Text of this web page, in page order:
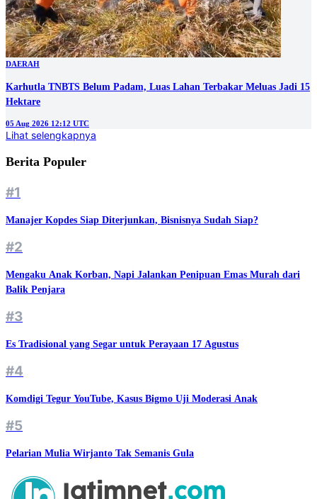
DAERAH
Karhutla TNBTS Belum Padam, Luas Lahan Terbakar Meluas Jadi 15
Hektare
05 Aug 2026 12:12 UTC
Lihat selengkapnya
Berita Populer
#1
Manajer Kopdes Siap Diterjunkan, Bisnisnya Sudah Siap?
#2
Mengaku Anak Korban, Napi Jalankan Penipuan Emas Murah dari
Balik Penjara
#3
Es Tradisional yang Segar untuk Perayaan 17 Agustus
#4
Komdigi Tegur YouTube, Kasus Bigmo Uji Moderasi Anak
#5
Pelarian Mulia Wirjanto Tak Semanis Gula